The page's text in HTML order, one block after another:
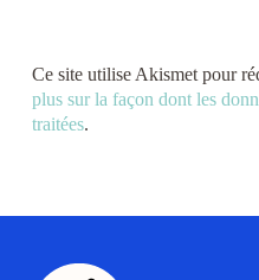
Ce site utilise Akismet pour
plus sur la façon dont les
traitées.